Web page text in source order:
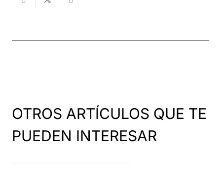
OTROS ARTÍCULOS QUE TE
PUEDEN INTERESAR